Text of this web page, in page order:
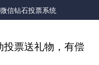
信钻石投票系统
票送礼物，有偿